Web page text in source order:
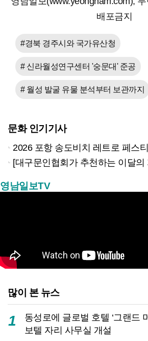
배포금지
#경북 경주시와 국가유산청
# 신라월성연구센터 '숭문대' 준공
# 월성 발굴 유물 분석부터 보관까지
문화 인기기사
2026 포항 송도비치 레트로 페스티벌 개막...송도 밤
[대구문인협회가 추천하는 이달의
영남일보TV
많이 본 뉴스
1
동성로에 글로벌 호텔 ‘그랜드
보텔 자리 사무실 개설